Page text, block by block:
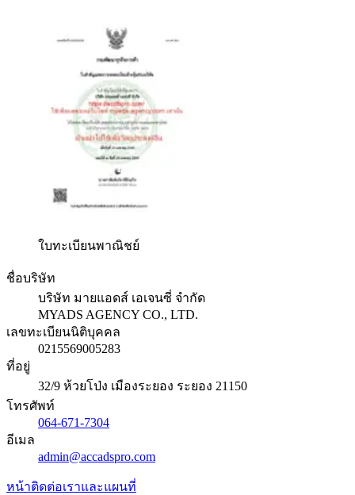
ใบทะเบียนพาณิชย์
ชื่อบริษัท
บริษัท มายแอดส์ เอเจนซี่ จำกัด
MYADS AGENCY CO., LTD.
เลขทะเบียนนิติบุคคล
0215569005283
ที่อยู่
32/9 ห้วยโป่ง เมืองระยอง ระยอง 21150
โทรศัพท์
064-671-7304
อีเมล
admin@accadspro.com
หน้าติดต่อเราและแผนที่